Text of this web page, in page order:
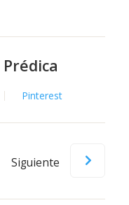
Pinterest
Siguiente